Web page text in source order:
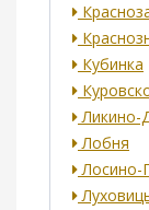
Кубинка
Ликино-
Лобня
Лосино-